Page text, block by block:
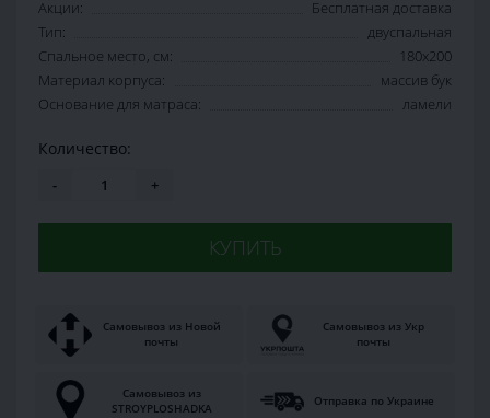
Акции:
Бесплатная доставка
Тип:
двуспальная
Спальное место, см:
180х200
Материал корпуса:
массив бук
Основание для матраса:
ламели
Количество:
- +
КУПИТЬ
Самовывоз из Новой
почты
Самовывоз из Укр
почты
Самовывоз из
STROYPLOSHADKA
Отправка по Украине